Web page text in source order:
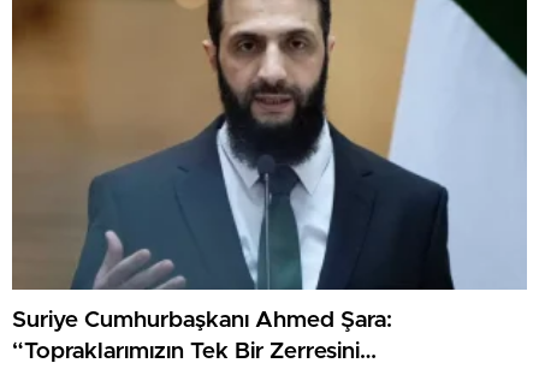
Suriye Cumhurbaşkanı Ahmed Şara:
“Topraklarımızın Tek Bir Zerresini